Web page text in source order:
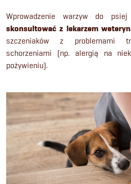
Wprowadzenie warzyw do
skonsultować z lekarzem
szczeniaków z problemami
schorzeniami (np. alergią na
pożywieniu).